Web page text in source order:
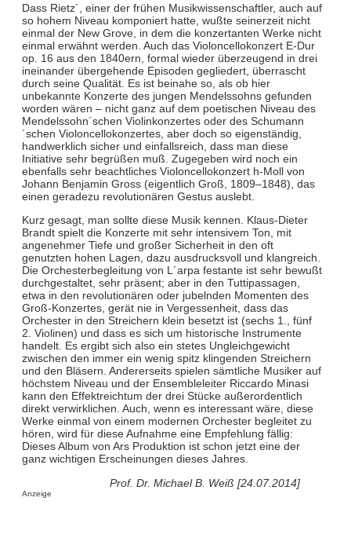
Dass Rietz´, einer der frühen Musikwissenschaftler, auch auf
so hohem Niveau komponiert hatte, wußte seinerzeit nicht
einmal der New Grove, in dem die konzertanten Werke nicht
einmal erwähnt werden. Auch das Violoncellokonzert E-Dur
op. 16 aus den 1840ern, formal wieder überzeugend in drei
ineinander übergehende Episoden gegliedert, überrascht
durch seine Qualität. Es ist beinahe so, als ob hier
unbekannte Konzerte des jungen Mendelssohns gefunden
worden wären – nicht ganz auf dem poetischen Niveau des
Mendelssohn´schen Violinkonzertes oder des Schumann
´schen Violoncellokonzertes, aber doch so eigenständig,
handwerklich sicher und einfallsreich, dass man diese
Initiative sehr begrüßen muß. Zugegeben wird noch ein
ebenfalls sehr beachtliches Violoncellokonzert h-Moll von
Johann Benjamin Gross (eigentlich Groß, 1809–1848), das
einen geradezu revolutionären Gestus auslebt.
Kurz gesagt, man sollte diese Musik kennen. Klaus-Dieter
Brandt spielt die Konzerte mit sehr intensivem Ton, mit
angenehmer Tiefe und großer Sicherheit in den oft
genutzten hohen Lagen, dazu ausdrucksvoll und klangreich.
Die Orchesterbegleitung von L´arpa festante ist sehr bewußt
durchgestaltet, sehr präsent; aber in den Tuttipassagen,
etwa in den revolutionären oder jubelnden Momenten des
Groß-Konzertes, gerät nie in Vergessenheit, dass das
Orchester in den Streichern klein besetzt ist (sechs 1., fünf
2. Violinen) und dass es sich um historische Instrumente
handelt. Es ergibt sich also ein stetes Ungleichgewicht
zwischen den immer ein wenig spitz klingenden Streichern
und den Bläsern. Andererseits spielen sämtliche Musiker auf
höchstem Niveau und der Ensembleleiter Riccardo Minasi
kann den Effektreichtum der drei Stücke außerordentlich
direkt verwirklichen. Auch, wenn es interessant wäre, diese
Werke einmal von einem modernen Orchester begleitet zu
hören, wird für diese Aufnahme eine Empfehlung fällig:
Dieses Album von Ars Produktion ist schon jetzt eine der
ganz wichtigen Erscheinungen dieses Jahres.
Prof. Dr. Michael B. Weiß [24.07.2014]
Anzeige